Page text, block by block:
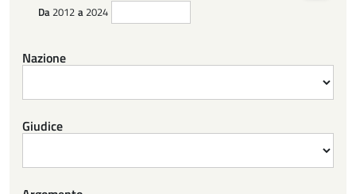
Da 2012 a 2024
Nazione
Giudice